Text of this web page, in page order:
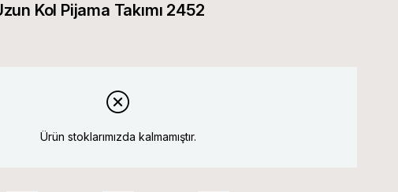
Kol Pijama Takımı 2452
Ürün stoklarımızda kalmamıştır.